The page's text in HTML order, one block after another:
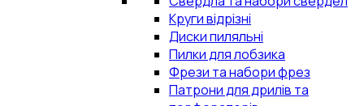
Круги відрізні
Диски пиляльні
Пилки для лобзика
Фрези та набори фрез
Патрони для дрилів та